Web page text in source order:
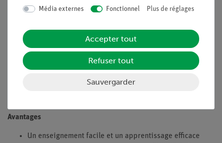
procédant à un échange de cations ou d'anions. Si, au cours
composant insoluble, on peut le considérer comme une
réaction test.
Objectifs
Préparez plusieurs solutions salines et étudiez les processus
Avantages
Un enseignement facile et un apprentissage efficace
Média externes Fonctionnel Plus de réglages
Accepter tout
Refuser tout
Sauvergarder